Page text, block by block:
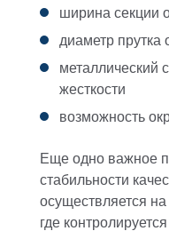
ширина секции
диаметр
металлический
жесткости
возможность
Еще одно важное
стабильности
осуществляется
где